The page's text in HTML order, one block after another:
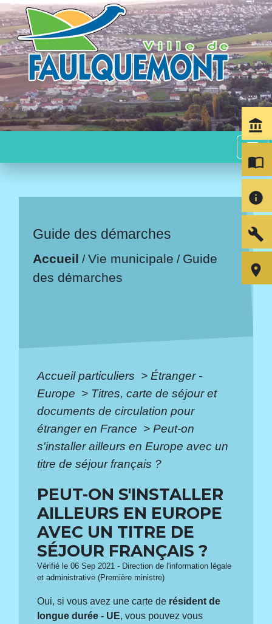
menu
Guide des démarches
Accueil /Vie municipale / Guide
des démarches
Accueil particuliers > Étranger -
Europe > Titres, carte de séjour et
documents de circulation pour
étranger en France > Peut-on
s'installer ailleurs en Europe avec un
titre de séjour français ?
PEUT-ON S'INSTALLER
AILLEURS EN EUROPE
AVEC UN TITRE DE
SÉJOUR FRANÇAIS ?
Vérifié le 06 Sep 2021 - Direction de l'information légale
et administrative (Première ministre)
Oui, si vous avez une carte de résident de
longue durée - UE, vous pouvez vous
account_balance
import_contacts
info
build
room